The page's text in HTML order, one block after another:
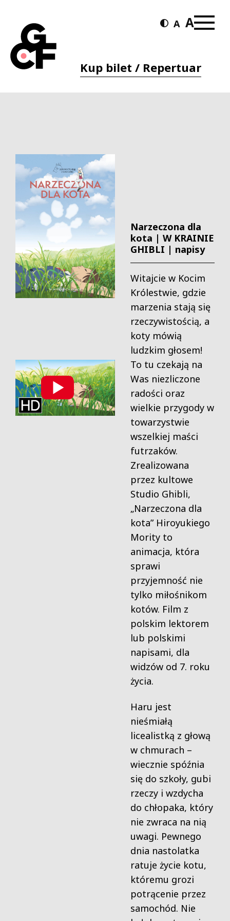
Kup bilet / Repertuar
Narzeczona dla
kota | W KRAINIE
GHIBLI | napisy
Witajcie w Kocim
Królestwie, gdzie
marzenia stają się
rzeczywistością, a
koty mówią
ludzkim głosem!
To tu czekają na
Was niezliczone
radości oraz
wielkie przygody w
towarzystwie
wszelkiej maści
futrzaków.
Zrealizowana
przez kultowe
Studio Ghibli,
„Narzeczona dla
kota” Hiroyukiego
Mority to
animacja, która
sprawi
przyjemność nie
tylko miłośnikom
kotów. Film z
polskim lektorem
lub polskimi
napisami, dla
widzów od 7. roku
życia.
Haru jest
nieśmiałą
licealistką z głową
w chmurach –
wiecznie spóźnia
się do szkoły, gubi
rzeczy i wzdycha
do chłopaka, który
nie zwraca na nią
uwagi. Pewnego
dnia nastolatka
ratuje życie kotu,
któremu grozi
potrącenie przez
samochód. Nie